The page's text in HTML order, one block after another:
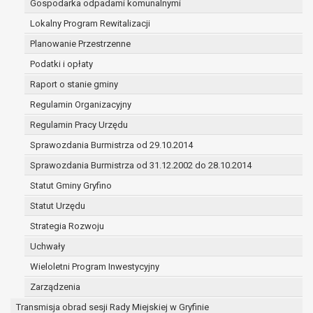
Gospodarka odpadami komunalnymi
Lokalny Program Rewitalizacji
Planowanie Przestrzenne
Podatki i opłaty
Raport o stanie gminy
Regulamin Organizacyjny
Regulamin Pracy Urzędu
Sprawozdania Burmistrza od 29.10.2014
Sprawozdania Burmistrza od 31.12.2002 do 28.10.2014
Statut Gminy Gryfino
Statut Urzędu
Strategia Rozwoju
Uchwały
Wieloletni Program Inwestycyjny
Zarządzenia
Transmisja obrad sesji Rady Miejskiej w Gryfinie
(merytorycznych), a także obowiązków i
zadań zleconych przez instytucje
nadrzędne wobec Gminy;
zawarcia i realizacji umów;
ochrony żywotnych interesów osoby, której
dane dotyczą, lub innej osoby fizycznej;
wykonania zadania realizowanego w
interesie publicznym lub w ramach
sprawowania władzy publicznej
powierzonej administratorowi;
w pozostałych przypadkach dane osobowe
przetwarzane są wyłącznie na podstawie
wcześniej udzielonej zgody w zakresie i celu
określonym w treści zgody.
W związku z przetwarzaniem danych w celu
wskazanym w pkt. 3, dane osobowe mogą być
udostępniane innym upoważnionym odbiorcom lub
kategoriom odbiorców danych osobowych.
Odbiorcami mogą być:
podmioty, które przetwarzają dane